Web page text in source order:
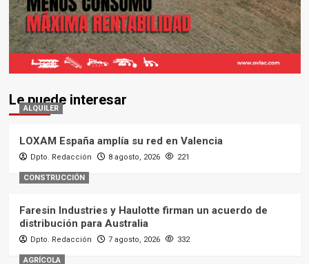
Le puede interesar
ALQUILER
LOXAM España amplía su red en Valencia
Dpto. Redacción 8 agosto, 2026 221
CONSTRUCCIÓN
Faresin Industries y Haulotte firman un acuerdo de
distribución para Australia
Dpto. Redacción 7 agosto, 2026 332
AGRÍCOLA